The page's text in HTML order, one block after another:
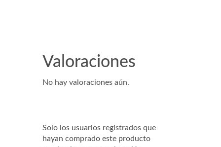
Valoraciones
No hay valoraciones aún.
Solo los usuarios registrados que
hayan comprado este producto